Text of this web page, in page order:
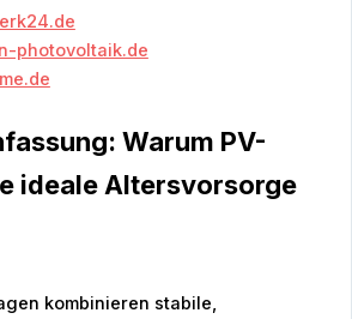
photovoltaik.de
Warum PV-
ideale Altersvorsorge
kombinieren stabile,